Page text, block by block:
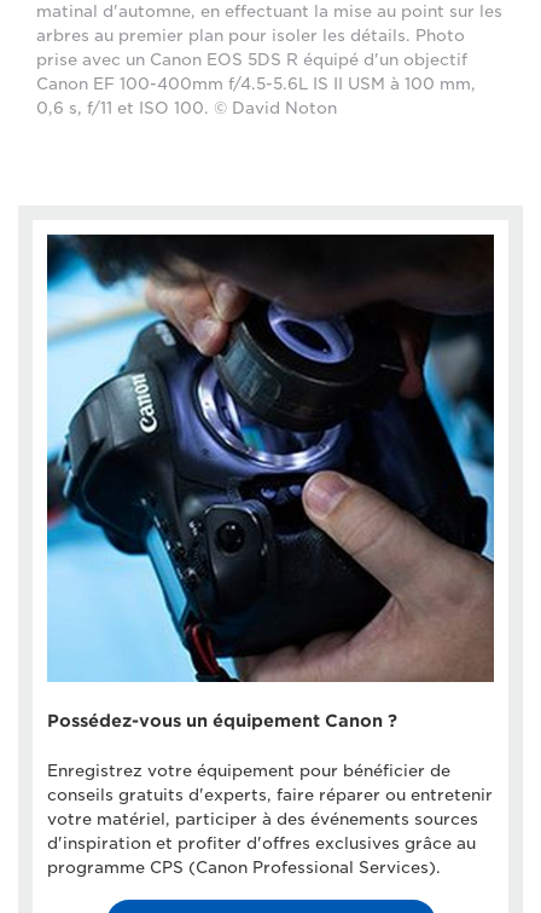
matinal d'automne, en effectuant la mise au point sur les
arbres au premier plan pour isoler les détails. Photo
prise avec un Canon EOS 5DS R équipé d'un objectif
Canon EF 100-400mm f/4.5-5.6L IS II USM à 100 mm,
0,6 s, f/11 et ISO 100. © David Noton
Possédez-vous un équipement Canon ?
Enregistrez votre équipement pour bénéficier de
conseils gratuits d'experts, faire réparer ou entretenir
votre matériel, participer à des événements sources
d'inspiration et profiter d'offres exclusives grâce au
programme CPS (Canon Professional Services).